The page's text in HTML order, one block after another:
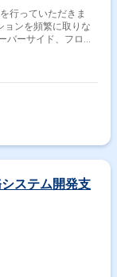
行っていただきま
ョンを頻繁に取りな
バーサイド、フロン
ステム開発支